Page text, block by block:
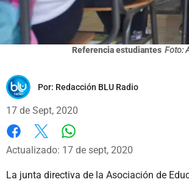
Referencia estudiantes Foto:
Por: Redacción BLU Radio
17 de Sept, 2020
Facebook
X
Actualizado: 17 de sept, 2020
La junta directiva de la Asociación de